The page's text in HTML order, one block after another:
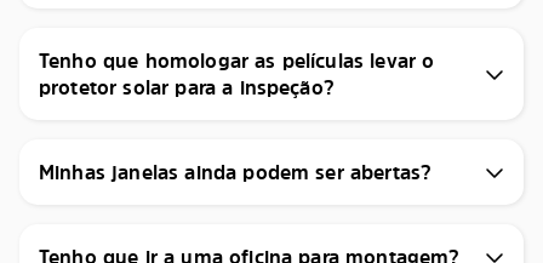
Tenho que homologar as películas levar o
protetor solar para a inspeção?
Minhas janelas ainda podem ser abertas?
Tenho que ir a uma oficina para montagem?